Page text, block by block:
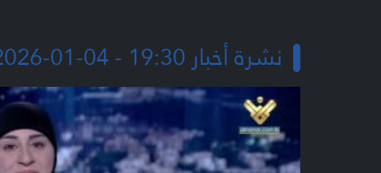
نشرة أخبار 19:30 - 04-01-2026